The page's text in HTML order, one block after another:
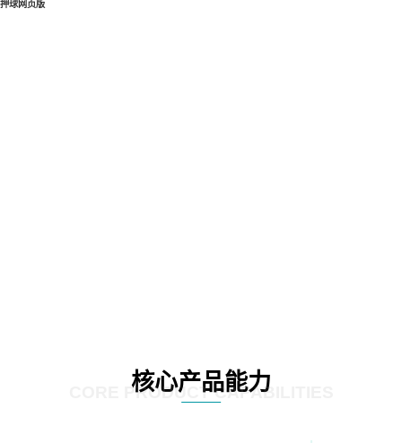
押球网页版
核心产品能力
CORE PRODUCT CAPABILITIES